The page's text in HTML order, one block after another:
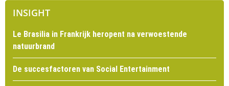
INSIGHT
Le Brasilia in Frankrijk heropent na verwoestende
natuurbrand
De succesfactoren van Social Entertainment